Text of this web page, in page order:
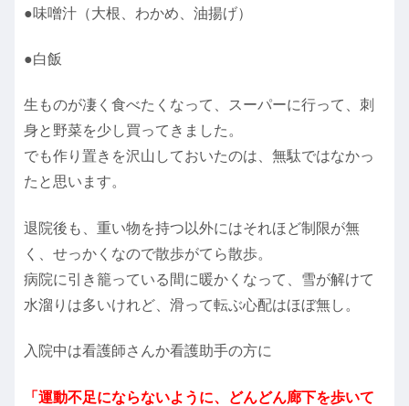
●味噌汁（大根、わかめ、油揚げ）
●白飯
生ものが凄く食べたくなって、スーパーに行って、刺
身と野菜を少し買ってきました。
でも作り置きを沢山しておいたのは、無駄ではなかっ
たと思います。
退院後も、重い物を持つ以外にはそれほど制限が無
く、せっかくなので散歩がてら散歩。
病院に引き籠っている間に暖かくなって、雪が解けて
水溜りは多いけれど、滑って転ぶ心配はほぼ無し。
入院中は看護師さんか看護助手の方に
「運動不足にならないように、どんどん廊下を歩いて